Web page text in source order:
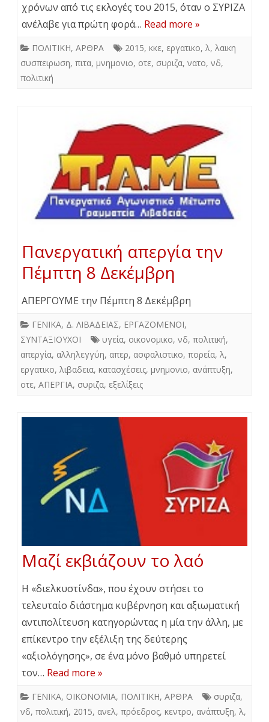
χρόνων από τις εκλογές του 2015, όταν ο ΣΥΡΙΖΑ
ανέλαβε για πρώτη φορά… Read more »
ΠΟΛΙΤΙΚΗ, ΑΡΘΡΑ 2015, κκε, εργατικο, λ, λαικη
συσπειρωση, πιτα, μνημονιο, οτε, συριζα, νατο, νδ,
πολιτική
Πανεργατική απεργία την
Πέμπτη 8 Δεκέμβρη
ΑΠΕΡΓΟΥΜΕ την Πέμπτη 8 Δεκέμβρη
ΓΕΝΙΚΑ, Δ. ΛΙΒΑΔΕΙΑΣ, ΕΡΓΑΖΟΜΕΝΟΙ,
ΣΥΝΤΑΞΙΟΥΧΟΙ
υγεία, οικονομικο, νδ, πολιτική,
απεργία, αλληλεγγύη, απερ, ασφαλιστικο, πορεία, λ,
εργατικο, λιβαδεια, κατασχέσεις, μνημονιο, ανάπτυξη,
οτε, ΑΠΕΡΓΙΑ, συριζα, εξελίξεις
Μαζί εκβιάζουν το λαό
Η «διελκυστίνδα», που έχουν στήσει το
τελευταίο διάστημα κυβέρνηση και αξιωματική
αντιπολίτευση κατηγορώντας η μία την άλλη, με
επίκεντρο την εξέλιξη της δεύτερης
«αξιολόγησης», σε ένα μόνο βαθμό υπηρετεί
τον… Read more »
ΓΕΝΙΚΑ, ΟΙΚΟΝΟΜΙΑ, ΠΟΛΙΤΙΚΗ, ΑΡΘΡΑ συριζα,
νδ, πολιτική, 2015, ανελ, πρόεδρος, κεντρο, ανάπτυξη, λ,